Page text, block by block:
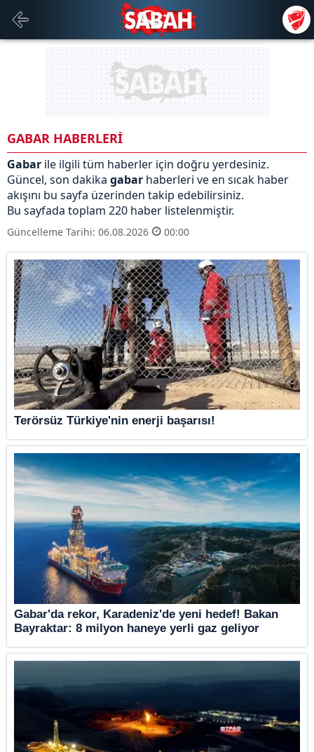
GABAR HABERLERİ
Gabar ile ilgili tüm haberler için doğru yerdesiniz.
Güncel, son dakika gabar haberleri ve en sıcak haber
akışını bu sayfa üzerinden takip edebilirsiniz.
Bu sayfada toplam 220 haber listelenmiştir.
Güncelleme Tarihi: 06.08.2026 00:00
Terörsüz Türkiye'nin enerji başarısı!
Gabar'da rekor, Karadeniz'de yeni hedef! Bakan
Bayraktar: 8 milyon haneye yerli gaz geliyor